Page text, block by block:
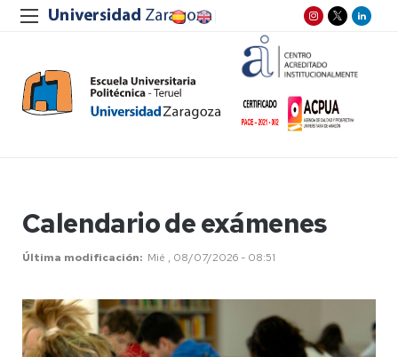
Calendario de exámenes
Última modificación Mié , 08/07/2026 - 08:51